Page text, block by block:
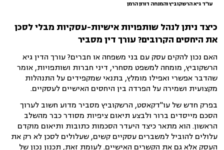
עו"ד גיא הרשקוביץ והמנחה דורון הרמן
כיצד ניתן לנהל שותפויות אישיות-עסקיות מבלי לסכן
את היחסים הקרובים? עורך דין מסביר
האם נכון להקים עסק עם בני משפחה או חברים? עורך הדין גיא
הרשקוביץ, מומחה למשפט מסחרי, דיני חברות ושותפויות, אומר
שהדבר אפשרי ואפילו מומלץ, בתנאי שמקפידים על התנהלות
מקצועית ושמירה על הפרדה בין היחסים האישיים לעסקיים.
בפרק חדש של עו"דקאסט, הרשקוביץ מסביר מדוע חשוב לערוך
הסכם מייסדים ברור ולבצע תיאום ציפיות מסודר כבר מהשלב
הראשון. הוא מתאר כיצד היעדר הסכמות כתובות ותיאום מוקדם
עלולים להוביל למשברים עסקיים קשים, שעלולים לסכן לא רק את
העסק אלא גם את הקשרים האישיים.לעומת זאת, תכנון נכון של